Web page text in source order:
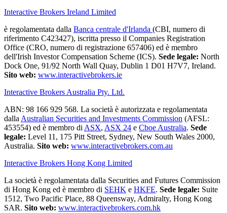
Interactive Brokers Ireland Limited
è regolamentata dalla Banca centrale d'Irlanda (CBI, numero di
riferimento C423427), iscritta presso il Companies Registration
Office (CRO, numero di registrazione 657406) ed è membro
dell'Irish Investor Compensation Scheme (ICS). Sede legale: North
Dock One, 91/92 North Wall Quay, Dublin 1 D01 H7V7, Ireland.
Sito web: www.interactivebrokers.ie
Interactive Brokers Australia Pty. Ltd.
ABN: 98 166 929 568. La società è autorizzata e regolamentata
dalla Australian Securities and Investments Commission (AFSL:
453554) ed è membro di ASX, ASX 24 e Cboe Australia. Sede
legale: Level 11, 175 Pitt Street, Sydney, New South Wales 2000,
Australia. Sito web: www.interactivebrokers.com.au
Interactive Brokers Hong Kong Limited
La società è regolamentata dalla Securities and Futures Commission
di Hong Kong ed è membro di SEHK e HKFE. Sede legale: Suite
1512, Two Pacific Place, 88 Queensway, Admiralty, Hong Kong
SAR. Sito web: www.interactivebrokers.com.hk